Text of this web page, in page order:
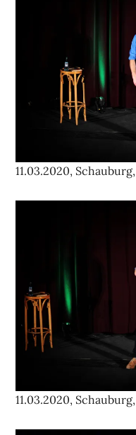
11.03.2020,
11.03.2020,